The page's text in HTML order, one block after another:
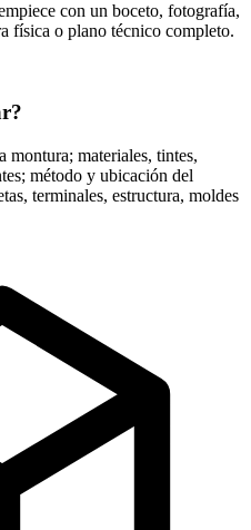
con un boceto, fotografía,
física o plano técnico completo.
montura; materiales, tintes,
método y ubicación del
terminales, estructura, moldes